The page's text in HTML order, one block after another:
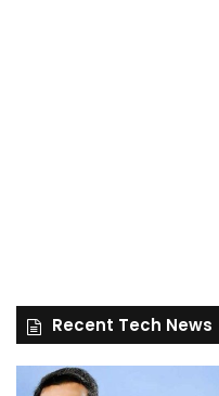
Recent Tech News